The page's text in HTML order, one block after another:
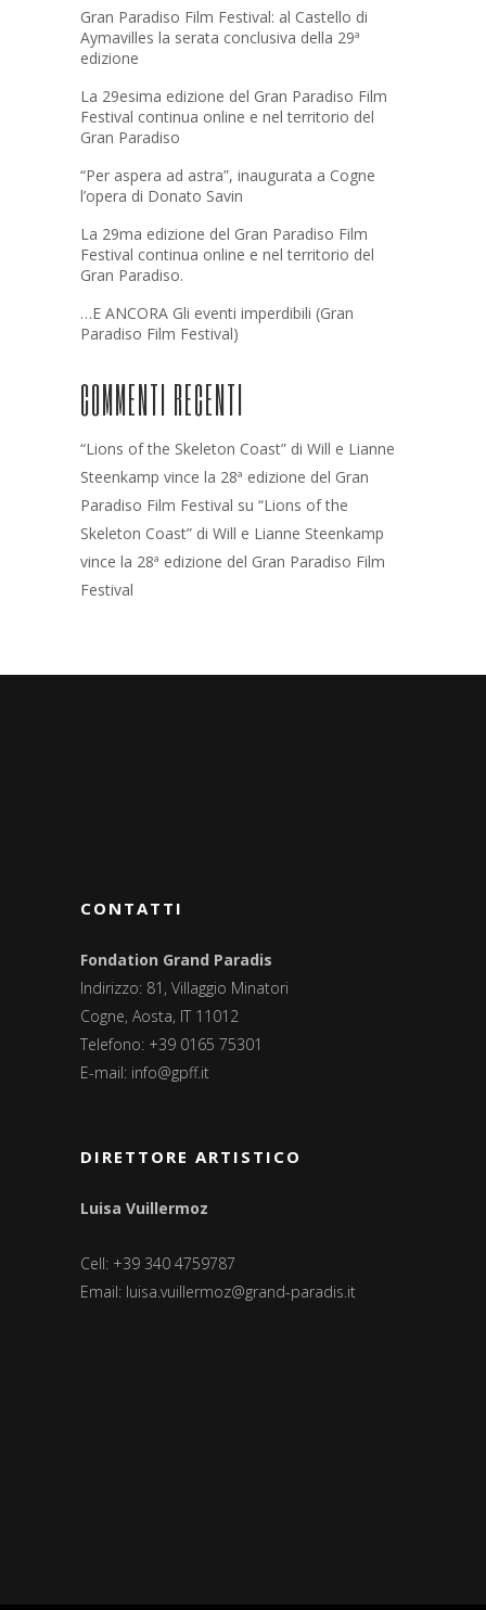
Gran Paradiso Film Festival: al Castello di
Aymavilles la serata conclusiva della 29ª
edizione
La 29esima edizione del Gran Paradiso Film
Festival continua online e nel territorio del
Gran Paradiso
“Per aspera ad astra”, inaugurata a Cogne
l’opera di Donato Savin
La 29ma edizione del Gran Paradiso Film
Festival continua online e nel territorio del
Gran Paradiso.
…E ANCORA Gli eventi imperdibili (Gran
Paradiso Film Festival)
COMMENTI RECENTI
“Lions of the Skeleton Coast” di Will e Lianne
Steenkamp vince la 28ª edizione del Gran
Paradiso Film Festival su “Lions of the
Skeleton Coast” di Will e Lianne Steenkamp
vince la 28ª edizione del Gran Paradiso Film
Festival
CONTATTI
Fondation Grand Paradis
Indirizzo: 81, Villaggio Minatori
Cogne, Aosta, IT 11012
Telefono: +39 0165 75301
E-mail: info@gpff.it
DIRETTORE ARTISTICO
Luisa Vuillermoz
Cell: +39 340 4759787
Email: luisa.vuillermoz@grand-paradis.it